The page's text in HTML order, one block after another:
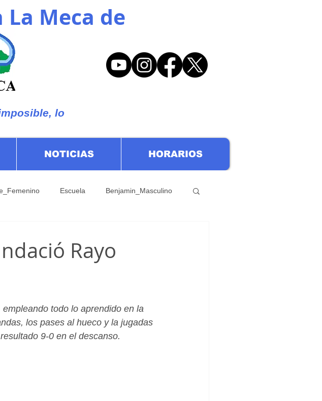
Meca de
lo
NOTICIAS HORARIOS
Escuela Benjamin_Masculino
Rayo
todo lo aprendido en la
los pases al hueco y la jugadas
9-0 en el descanso.